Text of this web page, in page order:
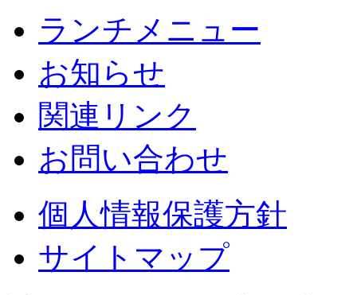
ランチメニュー
お知らせ
関連リンク
お問い合わせ
個人情報保護方針
サイトマップ